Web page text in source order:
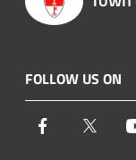
FOLLOW US ON
Facebook